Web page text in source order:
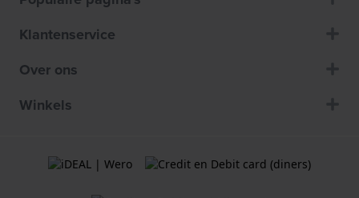
Klantenservice
Over ons
Winkels